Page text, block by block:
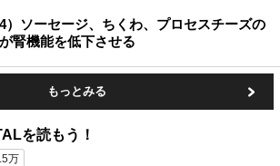
）ソーセージ、ちくわ、プロセスチーズの
腎機能を低下させる
もっとみる
を読もう！
万